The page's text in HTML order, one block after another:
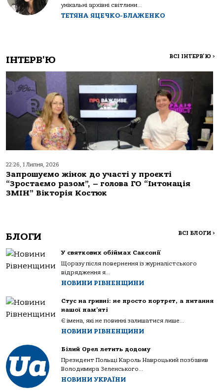
унікальні архівні світлини...
ТЕТЯНА ЯЦЕЧКО-БЛАЖЕНКО
ІНТЕРВ'Ю ВСІ ІНТЕРВ'Ю >
22:26, 1 Липня, 2026
Запрошуємо жінок до участі у проєкті
“Зростаємо разом”, – голова ГО “Інтонація
ЗМІН” Вікторія Костюк
БЛОГИ ВСІ БЛОГИ >
У святкових обіймах Саксонії
Щоразу після повернення із журналістського
відрядження я...
НОВИНИ РІВНЕНЩИНИ
Стус на гривні: не просто портрет, а питання
нашої пам’яті
Є імена, які не повинні залишатися лише...
НОВИНИ РІВНЕНЩИНИ
Білий Орел летить додому
Президент Польщі Кароль Навроцький позбавив
Володимира Зеленського...
НОВИНИ УКРАЇНИ